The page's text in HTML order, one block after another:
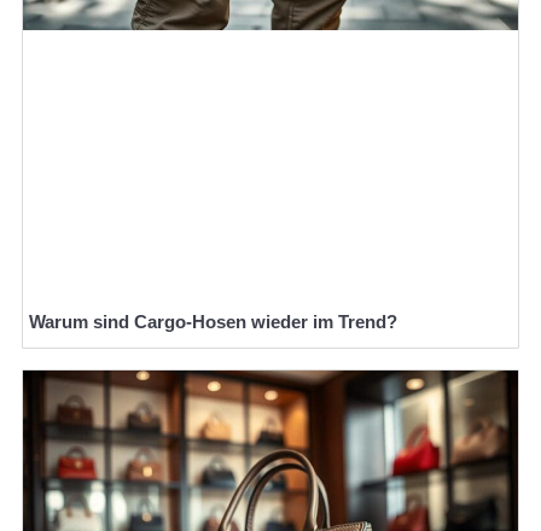
Warum sind Cargo-Hosen wieder im Trend?